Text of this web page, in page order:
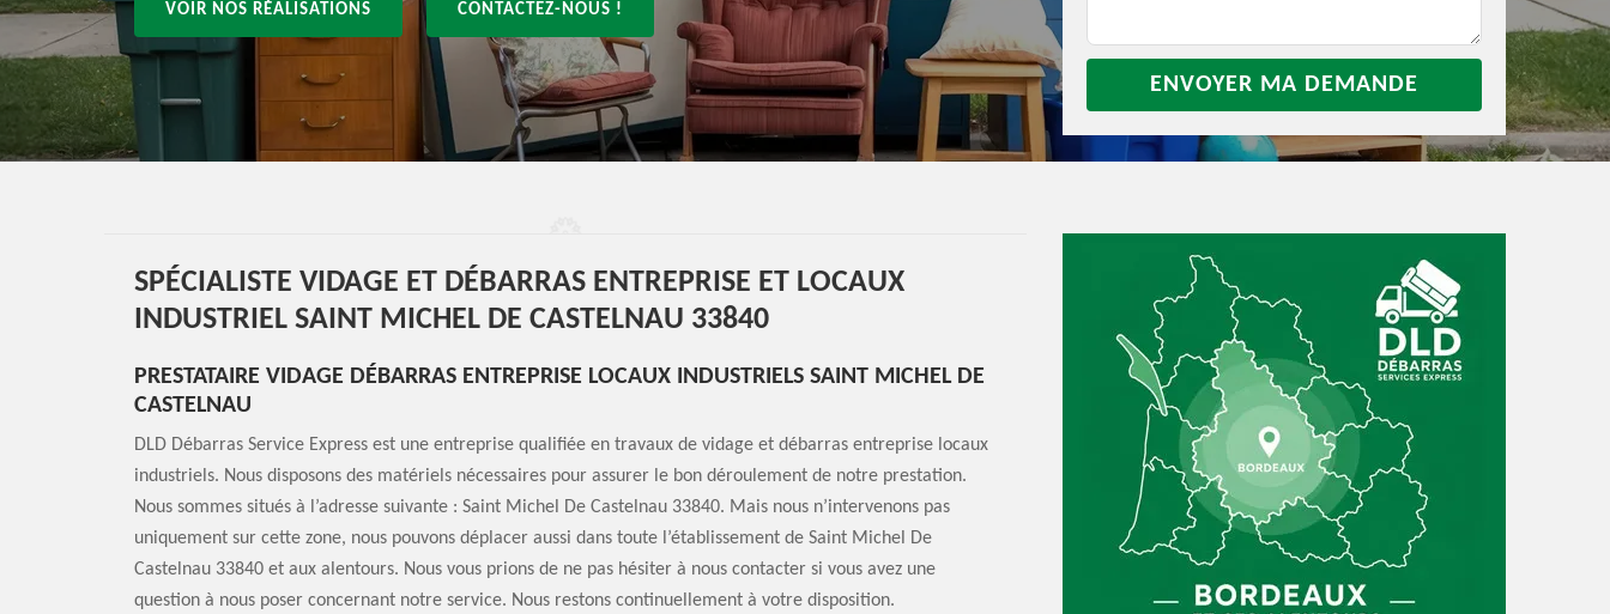
VOIR NOS RÉALISATIONS CONTACTEZ-NOUS !
SPÉCIALISTE VIDAGE ET DÉBARRAS ENTREPRISE ET LOCAUX
INDUSTRIEL SAINT MICHEL DE CASTELNAU 33840
PRESTATAIRE VIDAGE DÉBARRAS ENTREPRISE LOCAUX INDUSTRIELS SAINT MICHEL DE
CASTELNAU
DLD Débarras Service Express est une entreprise qualifiée en travaux de vidage et débarras entreprise locaux
industriels. Nous disposons des matériels nécessaires pour assurer le bon déroulement de notre prestation.
Nous sommes situés à l’adresse suivante : Saint Michel De Castelnau 33840. Mais nous n’intervenons pas
uniquement sur cette zone, nous pouvons déplacer aussi dans toute l’établissement de Saint Michel De
Castelnau 33840 et aux alentours. Nous vous prions de ne pas hésiter à nous contacter si vous avez une
question à nous poser concernant notre service. Nous restons continuellement à votre disposition.